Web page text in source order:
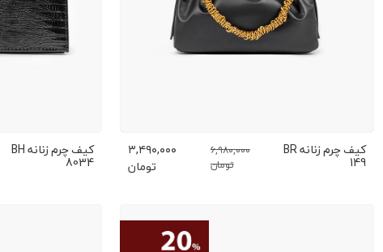
کیف چرم زنانه BR
149
۶,۹۸۰,۰۰۰
تومان
۳,۴۹۰,۰۰۰
تومان
کیف چرم زنانه BH
8034